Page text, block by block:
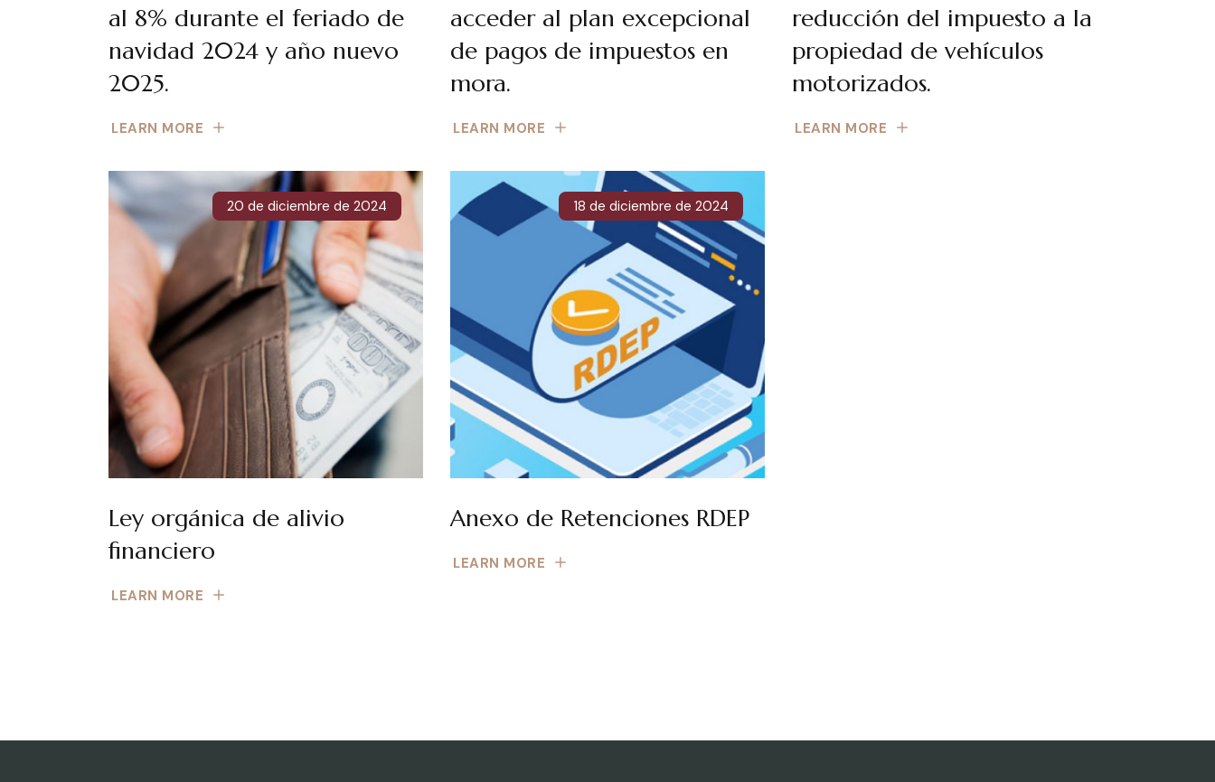
al 8% durante el feriado de
navidad 2024 y año nuevo
2025.
LEARN MORE
acceder al plan excepcional
de pagos de impuestos en
mora.
LEARN MORE
reducción del impuesto a la
propiedad de vehículos
motorizados.
LEARN MORE
20 de diciembre de 2024
Ley orgánica de alivio
financiero
LEARN MORE
18 de diciembre de 2024
Anexo de Retenciones RDEP
LEARN MORE